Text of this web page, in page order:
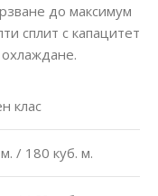
до максимум
сплит с капацитет
клас
/ 180 куб. м.